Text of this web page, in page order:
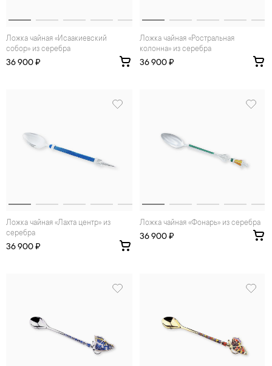
Ложка чайная «Исаакиевский
собор» из серебра
36 900 ₽
Ложка чайная «Ростральная
колонна» из серебра
36 900 ₽
Ложка чайная «Лахта центр» из
серебра
36 900 ₽
Ложка чайная «Фонарь» из серебра
36 900 ₽